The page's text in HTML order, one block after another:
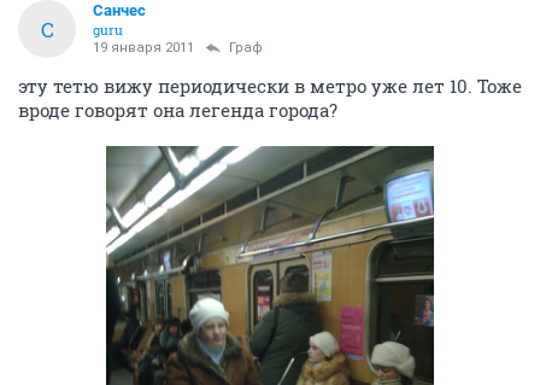
С
Санчес
guru
19 января 2011 Граф
эту тетю вижу периодически в метро уже лет 10. Тоже
вроде говорят она легенда города?